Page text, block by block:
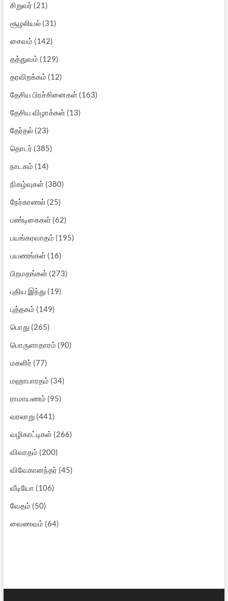
சிறுவர் (21)
சூழலியல்(31)
சைவம் (142)
தத்துவம் (129)
தரவிறக்கம் (12)
தேசிய பிரச்சினைகள்(163)
தேசிய விழாக்கள்(13)
தேர்தல்(23)
தொடர் (385)
நாடகம் (14)
நிகழ்வுகள்(380)
நேர்காணல்(25)
பண்டிகைகள்(62)
பயங்கரவாதம் (195)
பயணங்கள்(16)
பிறமதங்கள்(273)
புதிய இந்து (19)
புத்தகம் (149)
பொது (265)
பொருளாதாரம் (90)
மகளிர் (77)
மஹாபாரதம் (34)
ராமாயணம் (95)
வரலாறு(441)
வழிகாட்டிகள்(266)
விவாதம் (200)
விவேகானந்தர் (45)
வீடியோ (106)
வேதம் (50)
வைணவம் (64)